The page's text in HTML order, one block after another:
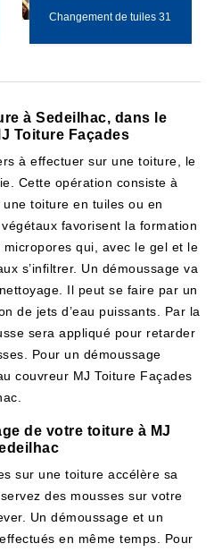
Changement de tuiles 31
à Sedeilhac, dans le
Toiture Façades
à effectuer sur une toiture, le
Cette opération consiste à
toiture en tuiles ou en
favorisent la formation
qui, avec le gel et le
s’infiltrer. Un démoussage va
Il peut se faire par un
de jets d’eau puissants. Par la
sera appliqué pour retarder
Pour un démoussage
couvreur MJ Toiture Façades
de votre toiture à MJ
sur une toiture accélère sa
des mousses sur votre
Un démoussage et un
en même temps. Pour